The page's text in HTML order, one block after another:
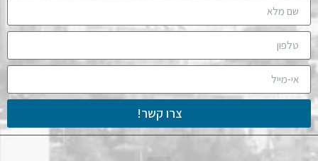
צרו קשר!